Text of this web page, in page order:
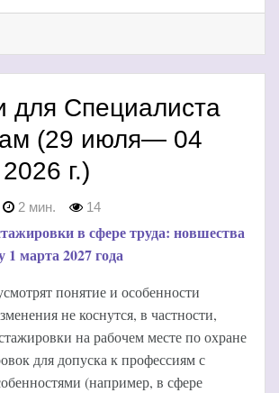
для Специалиста
(29 июля— 04
г.)
2 мин. 14
в сфере труда: новшества
1 марта 2027 года
понятие и особенности
не коснутся, в частности,
на рабочем месте по охране
для допуска к профессиям с
(например, в сфере